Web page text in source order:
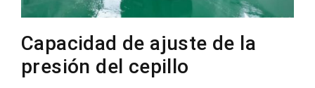
Capacidad de ajuste de la
presión del cepillo